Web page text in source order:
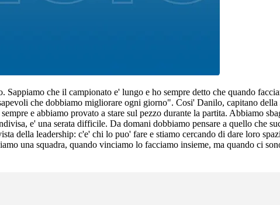
Sappiamo che il campionato e' lungo e ho sempre detto che quando
che dobbiamo migliorare ogni giorno". Cosi' Danilo, capitano
e abbiamo provato a stare sul pezzo durante la partita. Abbiamo
e' una serata difficile. Da domani dobbiamo pensare a quello che
della leadership: c'e' chi lo puo' fare e stiamo cercando di dare loro
una squadra, quando vinciamo lo facciamo insieme, ma quando ci